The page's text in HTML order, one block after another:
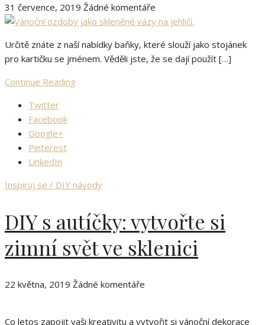
31 července, 2019 Žádné komentáře
Určitě znáte z naší nabídky baňky, které slouží jako stojánek
pro kartičku se jménem. Věděli jste, že se dají použít […]
Continue Reading
Twitter
Facebook
Google+
Pinterest
LinkedIn
Inspiruj se / DIY návody
DIY s autíčky: vytvořte si
zimní svět ve sklenici
22 května, 2019 Žádné komentáře
Co letos zapojit vaši kreativitu a vytvořit si vánoční dekorace